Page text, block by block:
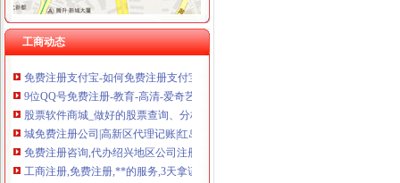
工商动态
免费注册qq_格子啦
新.tk域名免费注册教程-站长之家
免费注册公司,提供地址！工商局对面！专业高效！上海公司注册今
9位QQ号免费注册-教育-高清-爱奇艺
股票软件商城_做好的股票查询、分析、交易软件！免费注册、下载
城免费注册公司|高新区代理记账|红岛公司变更|城补缴社保|城股
免费注册咨询,代办绍兴地区公司注册、免费财税顾问-绍兴58同城
工商注册,免费注册,**的服务,3天拿证-义乌58同城
免费注册_购物指南_手机中国